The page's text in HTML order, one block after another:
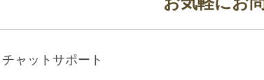
チャットサポート